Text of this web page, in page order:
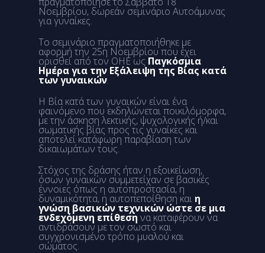
Νοεμβρίου, δωρεάν σεμινάριο Αυτοάμυνας
για γυναίκες.
Το σεμινάριο πραγματοποιήθηκε με
αφορμή την 25η Νοεμβρίου που έχει
ορισθεί από τον ΟΗΕ ως Παγκόσμια
Ημέρα για την Εξάλειψη της Βίας κατά
των γυναικών.
Η Βία κατά των γυναικών είναι ένα
φαινόμενο που εκδηλώνεται ποικιλόμορφα,
με την άσκηση λεκτικής, ψυχολογικής ή/και
σωματικής βίας προς τις γυναίκες και
αποτελεί κατάφωρη παραβίαση των
δικαιωμάτων τους.
Στόχος της δράσης ήταν η εξοικείωση,
όσων γυναικών συμμετείχαν σε βασικές
έννοιες όπως η αυτοπροστασία, η
δυναμικότητα, η αυτοπεποίθηση και η
γνώση βασικών τεχνικών ώστε σε μια
ενδεχόμενη επίθεση να καταφέρουν να
αντιδράσουν με τον σωστό και
συγχρονισμένο τρόπο μυαλού και
σώματος.